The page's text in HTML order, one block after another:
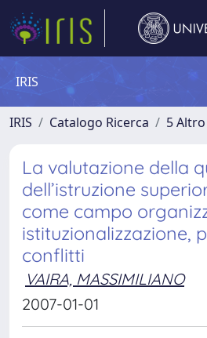
IRIS
IRIS Catalogo Ricerca 5 Altro
La valutazione della
dell’istruzione
come campo
istituzionalizzazione,
conflitti
VAIRA, MASSIMILIANO
2007-01-01